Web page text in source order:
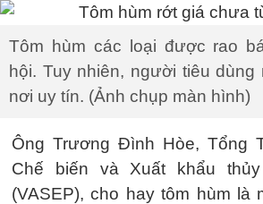
Tôm hùm các loại được rao
hội. Tuy nhiên, người tiêu
nơi uy tín. (Ảnh chụp màn hình)
Ông Trương Đình Hòe, Tổng
Chế biến và Xuất khẩu
(VASEP), cho hay tôm hùm là